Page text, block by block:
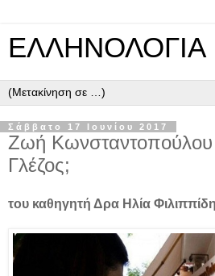
ΕΛΛΗΝΟΛΟΓΙΑ
Σάββατο 17 Ιουνίου 2017
Ζωή
Γλέζος;
του καθηγητή Δρα Ηλία Φιλιππίδη